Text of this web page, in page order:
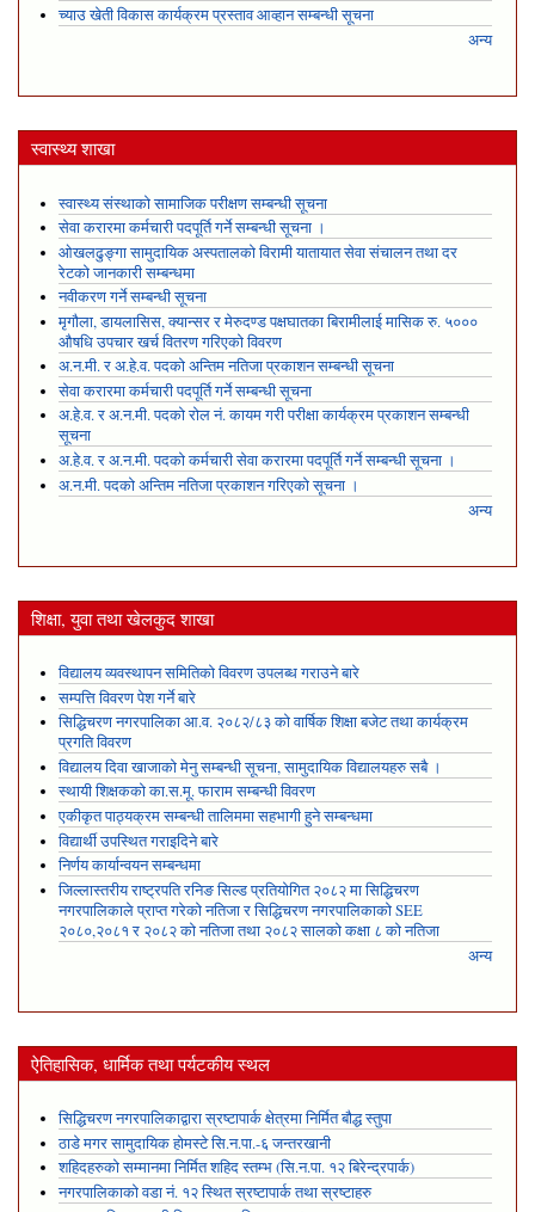
च्याउ खेती विकास कार्यक्रम प्रस्ताव आव्हान सम्बन्धी सूचना
अन्य
स्वास्थ्य शाखा
स्वास्थ्य संस्थाको सामाजिक परीक्षण सम्बन्धी सूचना
सेवा करारमा कर्मचारी पदपूर्ति गर्ने सम्बन्धी सूचना ।
ओखलढुङ्गा सामुदायिक अस्पतालको विरामी यातायात सेवा संचालन तथा दर
रेटको जानकारी सम्बन्धमा
नवीकरण गर्ने सम्बन्धी सूचना
मृगौला, डायलासिस, क्यान्सर र मेरुदण्ड पक्षघातका बिरामीलाई मासिक रु. ५०००
औषधि उपचार खर्च वितरण गरिएको विवरण
अ.न.मी. र अ.हे.व. पदको अन्तिम नतिजा प्रकाशन सम्बन्धी सूचना
सेवा करारमा कर्मचारी पदपूर्ति गर्ने सम्बन्धी सूचना
अ.हे.व. र अ.न.मी. पदको रोल नं. कायम गरी परीक्षा कार्यक्रम प्रकाशन सम्बन्धी
सूचना
अ.हे.व. र अ.न.मी. पदको कर्मचारी सेवा करारमा पदपूर्ति गर्ने सम्बन्धी सूचना ।
अ.न.मी. पदको अन्तिम नतिजा प्रकाशन गरिएको सूचना ।
अन्य
शिक्षा, युवा तथा खेलकुद शाखा
विद्यालय व्यवस्थापन समितिको विवरण उपलब्ध गराउने बारे
सम्पत्ति विवरण पेश गर्ने बारे
सिद्धिचरण नगरपालिका आ.व. २०८२/८३ को वार्षिक शिक्षा बजेट तथा कार्यक्रम
प्रगति विवरण
विद्यालय दिवा खाजाको मेनु सम्बन्धी सूचना, सामुदायिक विद्यालयहरु सबै ।
स्थायी शिक्षकको का.स.मू. फाराम सम्बन्धी विवरण
एकीकृत पाठ्यक्रम सम्बन्धी तालिममा सहभागी हुने सम्बन्धमा
विद्यार्थी उपस्थित गराइदिने बारे
निर्णय कार्यान्वयन सम्बन्धमा
जिल्लास्तरीय राष्ट्रपति रनिङ सिल्ड प्रतियोगित २०८२ मा सिद्धिचरण
नगरपालिकाले प्राप्त गरेकाे नतिजा र सिद्धिचरण नगरपालिकाको SEE
२०८०,२०८१ र २०८२ को नतिजा तथा २०८२ सालको कक्षा ८ को नतिजा
अन्य
ऐतिहासिक, धार्मिक तथा पर्यटकीय स्थल
सिद्धिचरण नगरपालिकाद्वारा स्रष्टापार्क क्षेत्रमा निर्मित बौद्ध स्तुपा
ठाडे मगर सामुदायिक होमस्टे सि.न.पा.-६ जन्तरखानी
शहिदहरुको सम्मानमा निर्मित शहिद स्तम्भ (सि.न.पा. १२ बिरेन्द्रपार्क)
नगरपालिकाको वडा नं. १२ स्थित स्रष्टापार्क तथा स्रष्टाहरु